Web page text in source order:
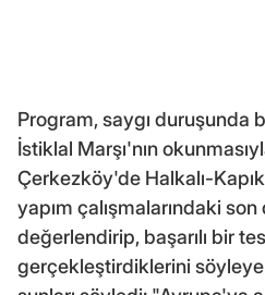
Program, saygı duruşunda
İstiklal Marşı'nın
Çerkezköy'de Halkalı-
yapım çalışmalarındaki
değerlendirip, başarılı bir
gerçekleştirdiklerini